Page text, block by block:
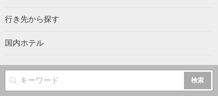
行き先から探す
国内ホテル
サイト内検索